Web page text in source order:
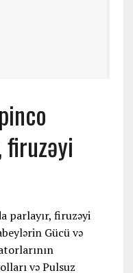
firuzəyi
parlayır, firuzəyi
Gücü və
və Pulsuz